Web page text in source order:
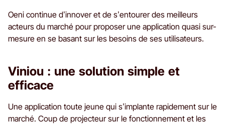
Oeni continue d’innover et de s’entourer des meilleurs
acteurs du marché pour proposer une application quasi sur-
mesure en se basant sur les besoins de ses utilisateurs.
Viniou : une solution simple et
efficace
Une application toute jeune qui s’implante rapidement sur le
marché. Coup de projecteur sur le fonctionnement et les